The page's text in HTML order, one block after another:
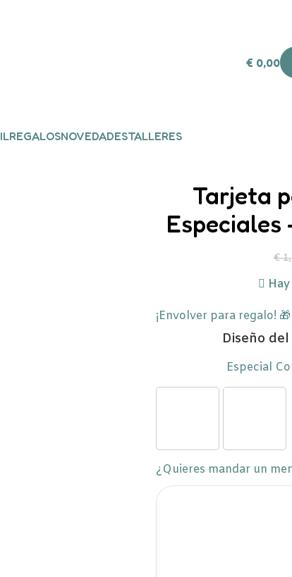
€ 0,00
REGALOSNOVEDADESTALLERES
Tarjeta
Especiales
€
¡Envolver para regalo! 🎁
Diseño
Especial
¿Quieres mandar un